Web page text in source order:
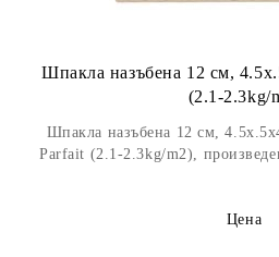
Шпакла назъбена 12 см,
(2.1-2.3kg/
Шпакла назъбена 12 см,
Parfait (2.1-2.3kg/m2),
Цена